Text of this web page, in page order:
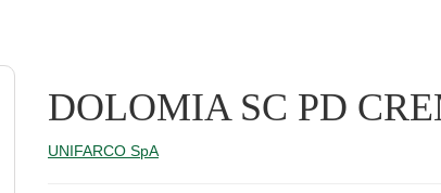
DOLOMIA SC PD
UNIFARCO SpA